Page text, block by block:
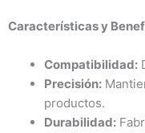
Características y
Compatibilidad:
Precisión:
productos.
Durabilidad: